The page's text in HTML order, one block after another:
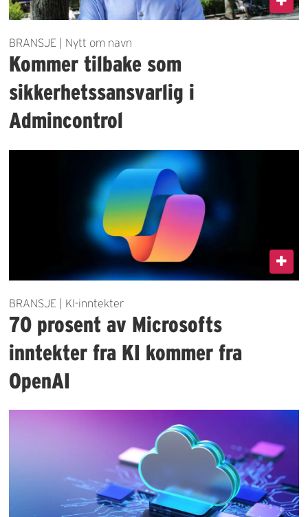
BRANSJE | Nytt om navn
Kommer tilbake som
sikkerhetssansvarlig i
Admincontrol
BRANSJE | KI-inntekter
70 prosent av Microsofts
inntekter fra KI kommer fra
OpenAI